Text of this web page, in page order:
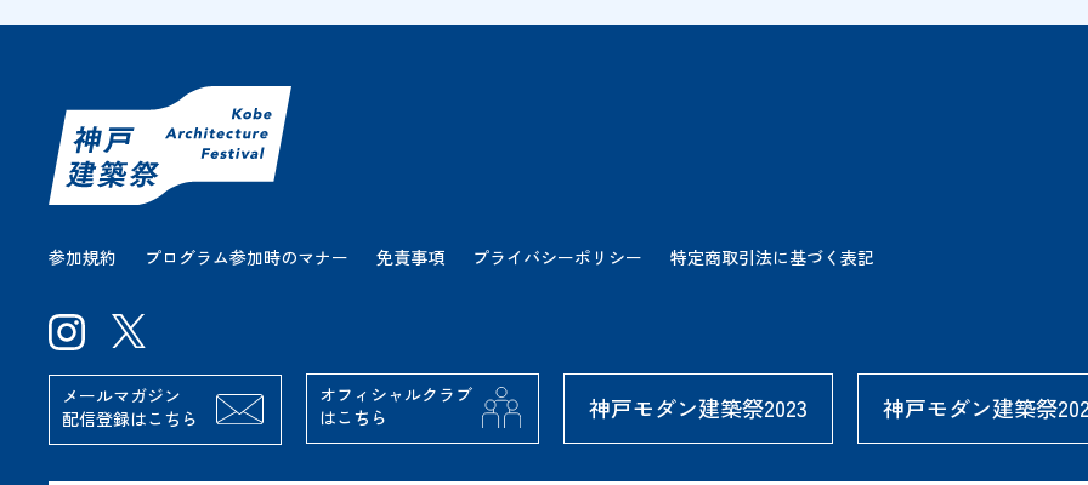
参加規約 プログラム参加時のマナー 免責事項 プライバシーポリシー 特定商取引法に基づく表記
メールマガジン
配信登録はこちら
オフィシャルクラブ
はこちら
神戸モダン建築祭2023 神戸モダン建築祭